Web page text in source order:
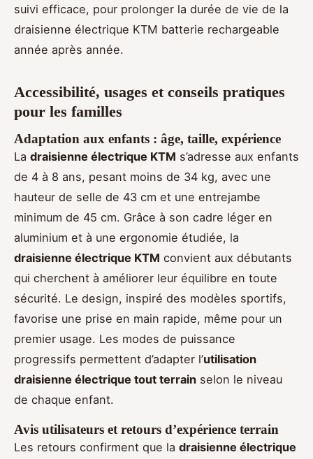
suivi efficace, pour prolonger la durée de vie de la
draisienne électrique KTM batterie rechargeable
année après année.
Accessibilité, usages et conseils pratiques
pour les familles
Adaptation aux enfants : âge, taille, expérience
La draisienne électrique KTM s’adresse aux enfants
de 4 à 8 ans, pesant moins de 34 kg, avec une
hauteur de selle de 43 cm et une entrejambe
minimum de 45 cm. Grâce à son cadre léger en
aluminium et à une ergonomie étudiée, la
draisienne électrique KTM convient aux débutants
qui cherchent à améliorer leur équilibre en toute
sécurité. Le design, inspiré des modèles sportifs,
favorise une prise en main rapide, même pour un
premier usage. Les modes de puissance
progressifs permettent d’adapter l’utilisation
draisienne électrique tout terrain selon le niveau
de chaque enfant.
Avis utilisateurs et retours d’expérience terrain
Les retours confirment que la draisienne électrique